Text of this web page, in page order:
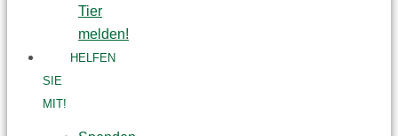
Tier
melden!
HELFEN
SIE
MIT!